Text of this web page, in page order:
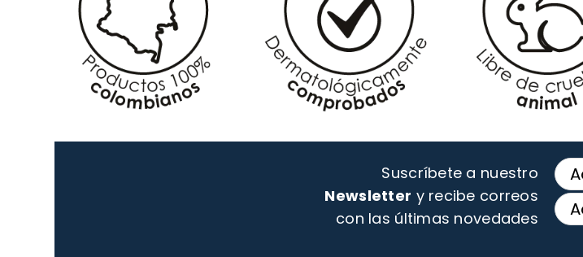
Suscríbete a nuestro
Newsletter y recibe correos
con las últimas novedades